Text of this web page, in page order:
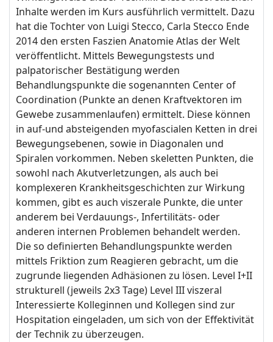
Inhalte werden im Kurs ausführlich vermittelt. Dazu
hat die Tochter von Luigi Stecco, Carla Stecco Ende
2014 den ersten Faszien Anatomie Atlas der Welt
veröffentlicht. Mittels Bewegungstests und
palpatorischer Bestätigung werden
Behandlungspunkte die sogenannten Center of
Coordination (Punkte an denen Kraftvektoren im
Gewebe zusammenlaufen) ermittelt. Diese können
in auf-und absteigenden myofascialen Ketten in drei
Bewegungsebenen, sowie in Diagonalen und
Spiralen vorkommen. Neben skeletten Punkten, die
sowohl nach Akutverletzungen, als auch bei
komplexeren Krankheitsgeschichten zur Wirkung
kommen, gibt es auch viszerale Punkte, die unter
anderem bei Verdauungs-, Infertilitäts- oder
anderen internen Problemen behandelt werden.
Die so definierten Behandlungspunkte werden
mittels Friktion zum Reagieren gebracht, um die
zugrunde liegenden Adhäsionen zu lösen. Level I+II
strukturell (jeweils 2x3 Tage) Level III viszeral
Interessierte Kolleginnen und Kollegen sind zur
Hospitation eingeladen, um sich von der Effektivität
der Technik zu überzeugen.